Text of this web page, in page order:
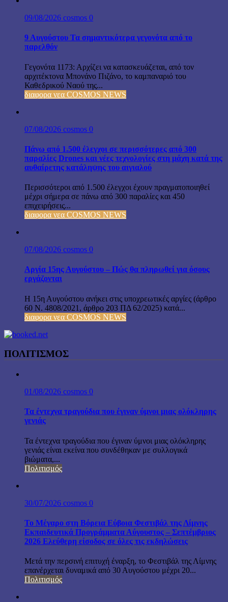
09/08/2026 cosmos 0
9 Αυγούστου Τα σημαντικότερα γεγονότα από το
παρελθόν
Γεγονότα 1173: Αρχίζει να κατασκευάζεται, από τον
αρχιτέκτονα Μπονάνο Πιζάνο, το καμπαναριό του
Καθεδρικού Ναού της...
διαφορα νεα COSMOS NEWS
07/08/2026 cosmos 0
Πάνω από 1.500 έλεγχοι σε περισσότερες από 300
παραλίες Drones και νέες τεχνολογίες στη μάχη κατά της
αυθαίρετης κατάληψης του αιγιαλού
Περισσότεροι από 1.500 έλεγχοι έχουν πραγματοποιηθεί
μέχρι σήμερα σε πάνω από 300 παραλίες και 450
επιχειρήσεις...
διαφορα νεα COSMOS NEWS
07/08/2026 cosmos 0
Αργία 15ης Αυγούστου – Πώς θα πληρωθεί για όσους
εργάζονται
Η 15η Αυγούστου ανήκει στις υποχρεωτικές αργίες (άρθρο
60 Ν. 4808/2021, άρθρο 203 ΠΔ 62/2025) κατά...
διαφορα νεα COSMOS NEWS
ΠΟΛΙΤΙΣΜΟΣ
01/08/2026 cosmos 0
Τα έντεχνα τραγούδια που έγιναν ύμνοι μιας ολόκληρης
γενιάς
Τα έντεχνα τραγούδια που έγιναν ύμνοι μιας ολόκληρης
γενιάς είναι εκείνα που συνδέθηκαν με συλλογικά
βιώματα,...
Πολιτισμός
30/07/2026 cosmos 0
Το Μέγαρο στη Βόρεια Εύβοια Φεστιβάλ της Λίμνης
Εκπαιδευτικά Προγράμματα Αύγουστος – Σεπτέμβριος
2026 Ελεύθερη είσοδος σε όλες τις εκδηλώσεις
Μετά την περσινή επιτυχή έναρξη, το Φεστιβάλ της Λίμνης
επανέρχεται δυναμικά από 30 Αυγούστου μέχρι 20...
Πολιτισμός